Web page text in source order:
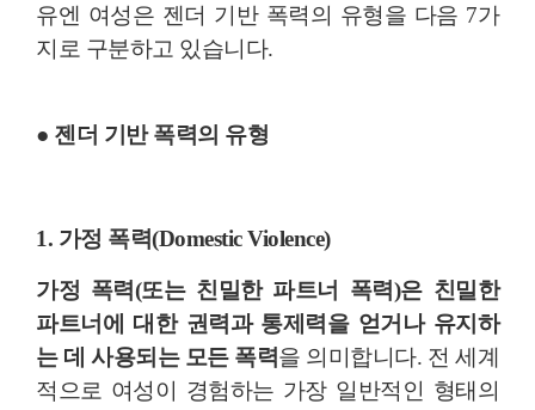
유엔 여성은 젠더 기반 폭력의 유형을 다음 7가
지로 구분하고 있습니다.
● 젠더 기반 폭력의 유형
1. 가정 폭력(Domestic Violence)
가정 폭력(또는 친밀한 파트너 폭력)은 친밀한
파트너에 대한 권력과 통제력을 얻거나 유지하
는 데 사용되는 모든 폭력을 의미합니다. 전 세계
적으로 여성이 경험하는 가장 일반적인 형태의